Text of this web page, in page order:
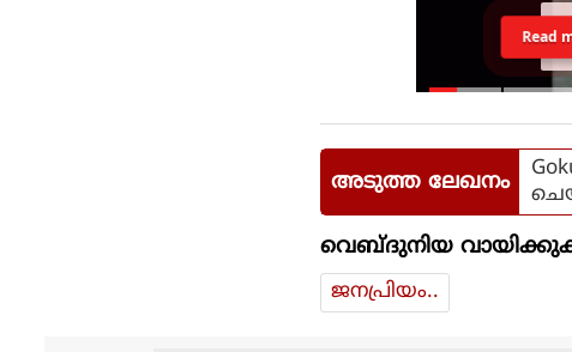
Read
അടുത്ത ലേഖനം
വെബ്ദുനിയ
ജനപ്രിയം..